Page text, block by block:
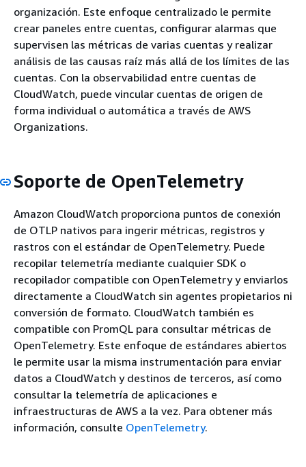
organización. Este enfoque centralizado le permite
crear paneles entre cuentas, configurar alarmas que
supervisen las métricas de varias cuentas y realizar
análisis de las causas raíz más allá de los límites de las
cuentas. Con la observabilidad entre cuentas de
CloudWatch, puede vincular cuentas de origen de
forma individual o automática a través de AWS
Organizations.
Soporte de OpenTelemetry
Amazon CloudWatch proporciona puntos de conexión
de OTLP nativos para ingerir métricas, registros y
rastros con el estándar de OpenTelemetry. Puede
recopilar telemetría mediante cualquier SDK o
recopilador compatible con OpenTelemetry y enviarlos
directamente a CloudWatch sin agentes propietarios ni
conversión de formato. CloudWatch también es
compatible con PromQL para consultar métricas de
OpenTelemetry. Este enfoque de estándares abiertos
le permite usar la misma instrumentación para enviar
datos a CloudWatch y destinos de terceros, así como
consultar la telemetría de aplicaciones e
infraestructuras de AWS a la vez. Para obtener más
información, consulte OpenTelemetry.